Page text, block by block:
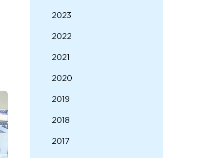
2023
2022
2021
2020
2019
2018
2017